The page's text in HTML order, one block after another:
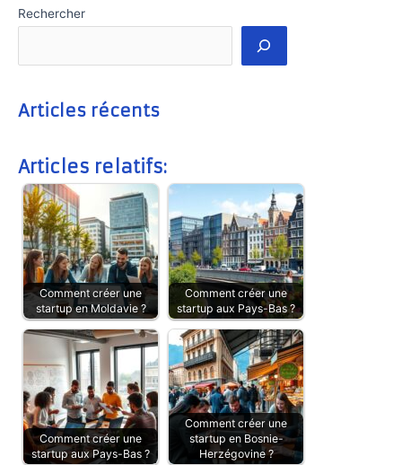
Rechercher
Articles récents
Articles relatifs:
Comment créer une
startup en Moldavie ?
Comment créer une
startup aux Pays-Bas ?
Comment créer une
startup aux Pays-Bas ?
Comment créer une
startup en Bosnie-
Herzégovine ?